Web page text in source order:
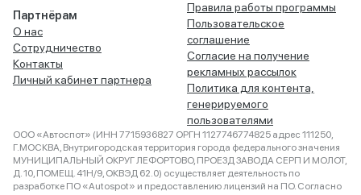
Партнёрам
О нас
Сотрудничество
Контакты
Личный кабинет партнера
Правила работы программы
Пользовательское
соглашение
Согласие на получение
рекламных рассылок
Политика для контента,
генерируемого
пользователями
ООО «Автоспот» (ИНН 7715936827 ОРГН 1127746774825 адрес 111250,
Г.МОСКВА, Внутригородская территория города федерального значения
МУНИЦИПАЛЬНЫЙ ОКРУГ ЛЕФОРТОВО, ПРОЕЗД ЗАВОДА СЕРП И МОЛОТ,
Д. 10, ПОМЕЩ. 41Н/9, ОКВЭД 62.0) осуществляет деятельность по
разработке ПО «Autospot» и предоставлению лицензий на ПО. Согласно